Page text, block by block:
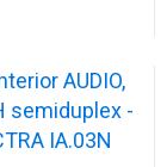
AUDIO,
semiduplex -
IA.03N